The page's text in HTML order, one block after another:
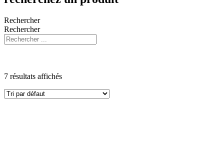
Rechercher
Rechercher
7 résultats affichés